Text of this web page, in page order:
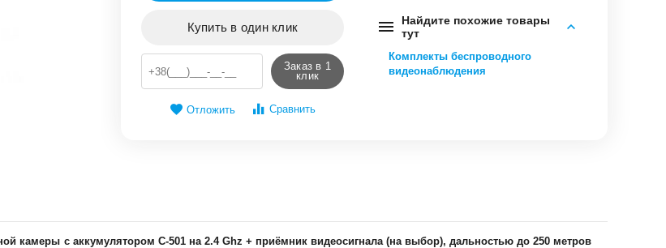
Купить в один клик
Заказ в 1
клик
Отложить Сравнить
Найдите похожие товары
тут
Комплекты беспроводного
видеонаблюдения
камеры с аккумулятором С-501 на 2.4 Ghz + приёмник видеосигнала (на выбор), дальностью до 250 метров